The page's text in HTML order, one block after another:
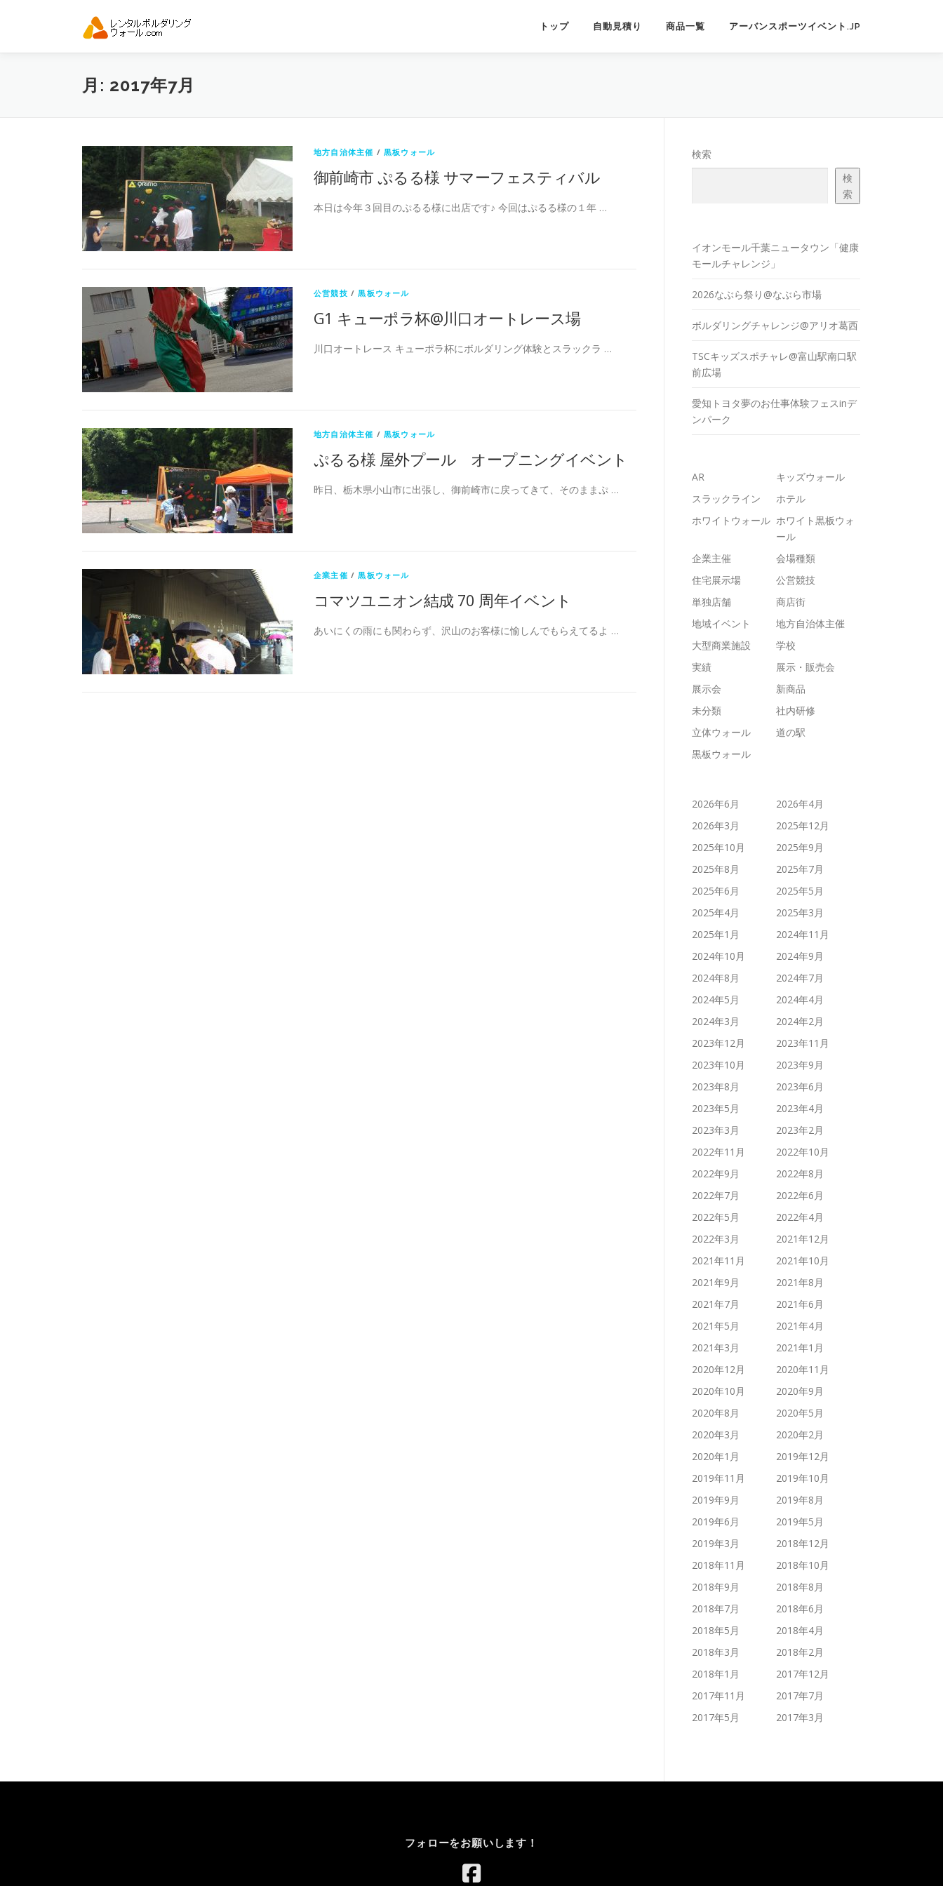
ン
トップ 自動見積り 商品一覧 アーバンスポーツイベント.JP
月: 2017年7月
地方自治体主催 /黒板ウォール
御前崎市 ぷるる様 サマーフェスティバル
本日は今年３回目のぷるる様に出店です♪ 今回はぷるる様の１年 …
公営競技 /黒板ウォール
G1 キューポラ杯@川口オートレース場
川口オートレース キューポラ杯にボルダリング体験とスラックラ …
地方自治体主催 /黒板ウォール
ぷるる様 屋外プール オープニングイベント
昨日、栃木県小山市に出張し、御前崎市に戻ってきて、そのままぷ …
企業主催 /黒板ウォール
コマツユニオン結成 70 周年イベント
あいにくの雨にも関わらず、沢山のお客様に愉しんでもらえてるよ …
検索
検
索
イオンモール千葉ニュータウン「健康
モールチャレンジ」
2026なぶら祭り@なぶら市場
ボルダリングチャレンジ@アリオ葛西
TSCキッズスポチャレ@富山駅南口駅
前広場
愛知トヨタ夢のお仕事体験フェスinデ
ンパーク
AR
キッズウォール
スラックライン
ホテル
ホワイトウォール ホワイト黒板ウォ
ール
企業主催
会場種類
住宅展示場
公営競技
単独店舗
商店街
地域イベント
地方自治体主催
大型商業施設
学校
実績
展示・販売会
展示会
新商品
未分類
社内研修
立体ウォール
道の駅
黒板ウォール
2026年6月
2026年4月
2026年3月
2025年12月
2025年10月
2025年9月
2025年8月
2025年7月
2025年6月
2025年5月
2025年4月
2025年3月
2025年1月
2024年11月
2024年10月
2024年9月
2024年8月
2024年7月
2024年5月
2024年4月
2024年3月
2024年2月
2023年12月
2023年11月
2023年10月
2023年9月
2023年8月
2023年6月
2023年5月
2023年4月
2023年3月
2023年2月
2022年11月
2022年10月
2022年9月
2022年8月
2022年7月
2022年6月
2022年5月
2022年4月
2022年3月
2021年12月
2021年11月
2021年10月
2021年9月
2021年8月
2021年7月
2021年6月
2021年5月
2021年4月
2021年3月
2021年1月
2020年12月
2020年11月
2020年10月
2020年9月
2020年8月
2020年5月
2020年3月
2020年2月
2020年1月
2019年12月
2019年11月
2019年10月
2019年9月
2019年8月
2019年6月
2019年5月
2019年3月
2018年12月
2018年11月
2018年10月
2018年9月
2018年8月
2018年7月
2018年6月
2018年5月
2018年4月
2018年3月
2018年2月
2018年1月
2017年12月
2017年11月
2017年7月
2017年5月
2017年3月
フォローをお願いします！